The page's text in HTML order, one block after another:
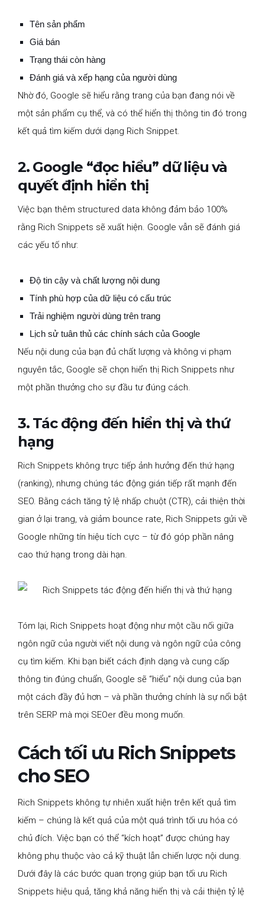
Tên sản phẩm
Giá bán
Trạng thái còn hàng
Đánh giá và xếp hạng của người dùng
Nhờ đó, Google sẽ hiểu rằng trang của bạn đang nói về
một sản phẩm cụ thể, và có thể hiển thị thông tin đó trong
kết quả tìm kiếm dưới dạng Rich Snippet.
2. Google “đọc hiểu” dữ liệu và
quyết định hiển thị
Việc bạn thêm structured data không đảm bảo 100%
rằng Rich Snippets sẽ xuất hiện. Google vẫn sẽ đánh giá
các yếu tố như:
Độ tin cậy và chất lượng nội dung
Tính phù hợp của dữ liệu có cấu trúc
Trải nghiệm người dùng trên trang
Lịch sử tuân thủ các chính sách của Google
Nếu nội dung của bạn đủ chất lượng và không vi phạm
nguyên tắc, Google sẽ chọn hiển thị Rich Snippets như
một phần thưởng cho sự đầu tư đúng cách.
3. Tác động đến hiển thị và thứ
hạng
Rich Snippets không trực tiếp ảnh hưởng đến thứ hạng
(ranking), nhưng chúng tác động gián tiếp rất mạnh đến
SEO. Bằng cách tăng tỷ lệ nhấp chuột (CTR), cải thiện thời
gian ở lại trang, và giảm bounce rate, Rich Snippets gửi về
Google những tín hiệu tích cực – từ đó góp phần nâng
cao thứ hạng trong dài hạn.
Tóm lại, Rich Snippets hoạt động như một cầu nối giữa
ngôn ngữ của người viết nội dung và ngôn ngữ của công
cụ tìm kiếm. Khi bạn biết cách định dạng và cung cấp
thông tin đúng chuẩn, Google sẽ “hiểu” nội dung của bạn
một cách đầy đủ hơn – và phần thưởng chính là sự nổi bật
trên SERP mà mọi SEOer đều mong muốn.
Cách tối ưu Rich Snippets
cho SEO
Rich Snippets không tự nhiên xuất hiện trên kết quả tìm
kiếm – chúng là kết quả của một quá trình tối ưu hóa có
chủ đích. Việc bạn có thể “kích hoạt” được chúng hay
không phụ thuộc vào cả kỹ thuật lẫn chiến lược nội dung.
Dưới đây là các bước quan trọng giúp bạn tối ưu Rich
Snippets hiệu quả, tăng khả năng hiển thị và cải thiện tỷ lệ